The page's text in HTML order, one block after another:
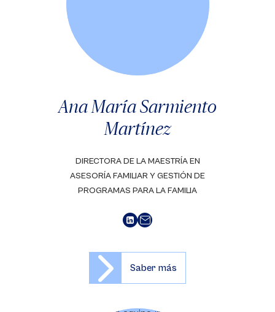
Ana María Sarmiento
Martínez
DIRECTORA DE LA MAESTRÍA EN
ASESORÍA FAMILIAR Y GESTIÓN DE
PROGRAMAS PARA LA FAMILIA
Saber más